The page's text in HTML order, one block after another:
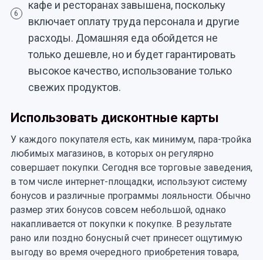
6
кафе и ресторанах завышена, поскольку
включает оплату труда персонала и другие
расходы. Домашняя еда обойдется не
только дешевле, но и будет гарантировать
высокое качество, использование только
свежих продуктов.
Использовать дисконтные карты
У каждого покупателя есть, как минимум, пара-тройка
любимых магазинов, в которых он регулярно
совершает покупки. Сегодня все торговые заведения,
в том числе интернет-площадки, используют систему
бонусов и различные программы лояльности. Обычно
размер этих бонусов совсем небольшой, однако
накапливается от покупки к покупке. В результате
рано или поздно бонусный счет принесет ощутимую
выгоду во время очередного приобретения товара,